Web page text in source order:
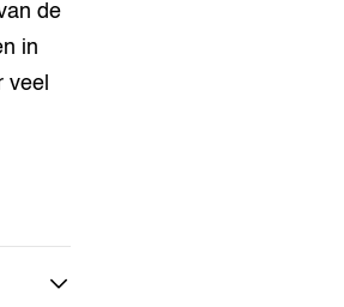
de
in
veel